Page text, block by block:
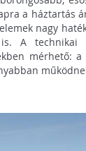
a háztartás
nagy
A technikai
mérhető: